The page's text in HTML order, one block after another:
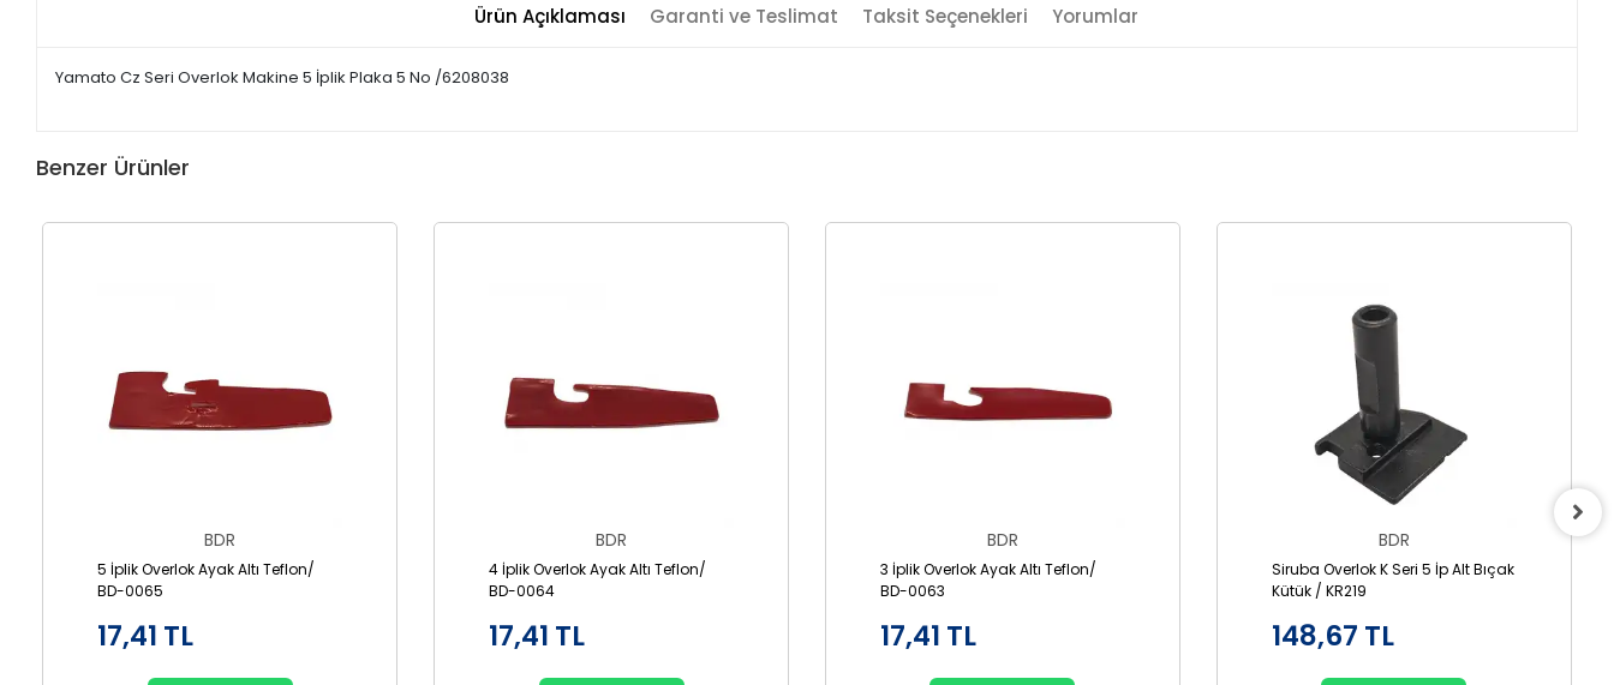
Ürün Açıklaması Garanti ve Teslimat Taksit Seçenekleri Yorumlar
Yamato Cz Seri Overlok Makine 5 İplik Plaka 5 No /6208038
Benzer Ürünler
BDR
5 İplik Overlok Ayak Altı Teflon/
BD-0065
17,41 TL
BDR
4 İplik Overlok Ayak Altı Teflon/
BD-0064
17,41 TL
BDR
3 İplik Overlok Ayak Altı Teflon/
BD-0063
17,41 TL
BDR
Siruba Overlok K Seri 5 İp Alt Bıçak
Kütük / KR219
148,67 TL